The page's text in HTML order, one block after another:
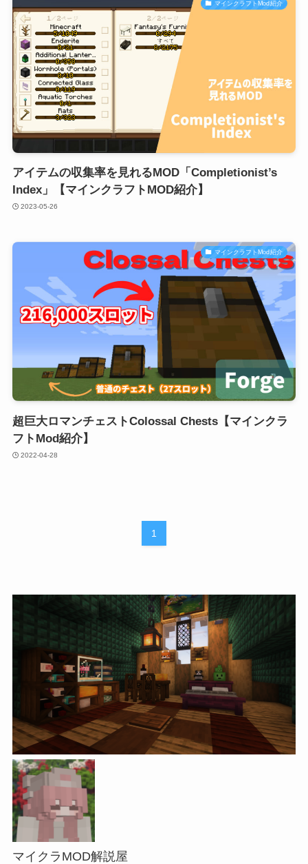
マインクラフトMod紹介
アイテムの収集率を見れるMOD「Completionist’s
Index」【マインクラフトMOD紹介】
2023-05-26
マインクラフトMod紹介
超巨大ロマンチェストColossal Chests【マインクラ
フトMod紹介】
2022-04-28
1
マイクラMOD解説屋